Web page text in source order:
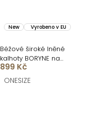
New Vyrobeno v EU
Béžové široké lněné
kalhoty BORYNE na
šňůrku
899 Kč
ONESIZE